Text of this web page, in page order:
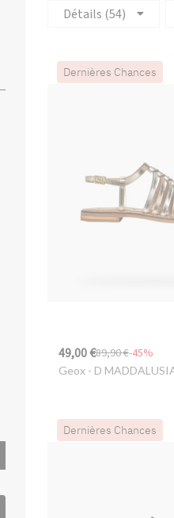
Détails (54)
Dernières Chances
49,00 €89,90 €-45%
Geox - D
Dernières Chances